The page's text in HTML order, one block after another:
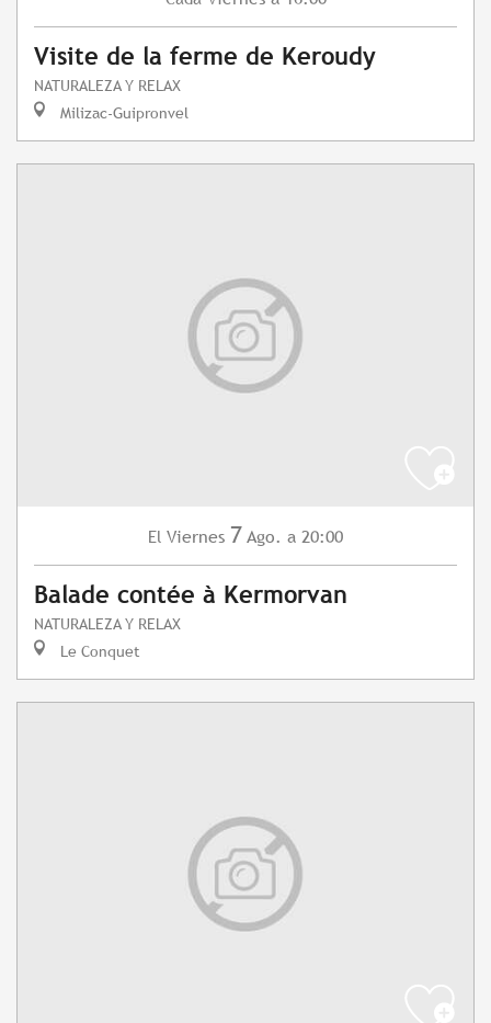
Visite de la ferme de Keroudy
NATURALEZA Y RELAX
Milizac-Guipronvel
El Viernes 7 Ago. a 20:00
Balade contée à Kermorvan
NATURALEZA Y RELAX
Le Conquet